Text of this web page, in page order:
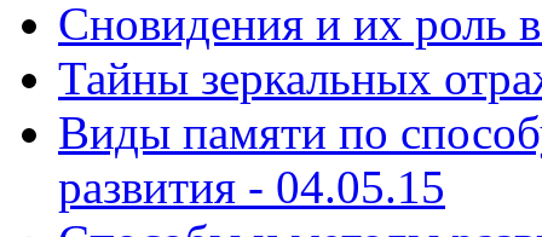
Сновидения и их роль
Тайны зеркальных
Виды памяти по
развития - 04.05.15